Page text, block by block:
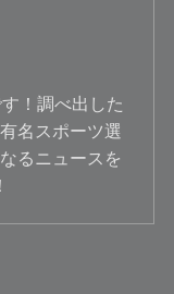
！調べ出した
名スポーツ選
るニュースを